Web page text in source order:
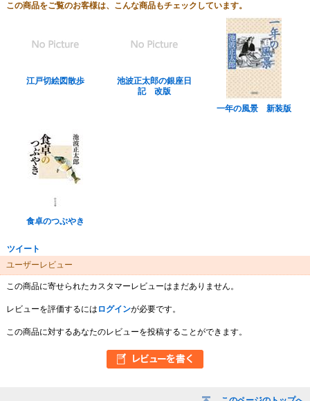
この商品をご覧のお客様は、こんな商品もチェックしています。
江戸切絵図散歩
池波正太郎の銀座日
記 改版
一年の風景 新装版
食卓のつぶやき
ツイート
ユーザーレビュー
この商品に寄せられたカスタマーレビューはまだありません。
レビューを評価するには ログインが必要です。
この商品に対するあなたのレビューを投稿することができます。